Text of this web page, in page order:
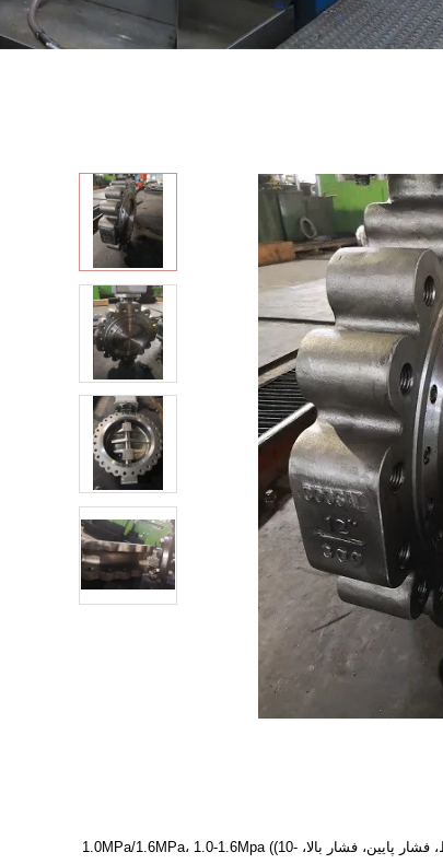
فشار متوسط، فشار پایین، فشار بالا، 1.0MPa/1.6MPa، 1.0-1.6Mpa ((10-